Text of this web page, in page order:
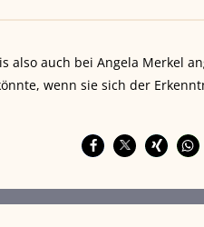
also auch bei Angela Merkel
wenn sie sich der